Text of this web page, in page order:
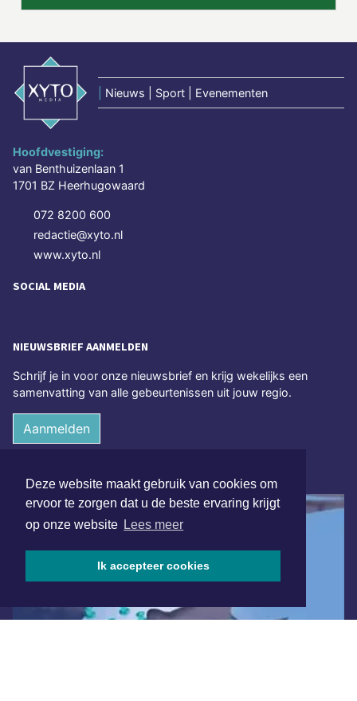
Deze website maakt gebruik van cookies om
ervoor te zorgen dat u de beste ervaring krijgt
op onze website Lees meer
Ik accepteer cookies
Nieuws | Sport | Evenementen
Hoofdvestiging:
van Benthuizenlaan 1
1701 BZ Heerhugowaard
072 8200 600
redactie@xyto.nl
www.xyto.nl
SOCIAL MEDIA
NIEUWSBRIEF AANMELDEN
Schrijf je in voor onze nieuwsbrief en krijg wekelijks een
samenvatting van alle gebeurtenissen uit jouw regio.
Aanmelden